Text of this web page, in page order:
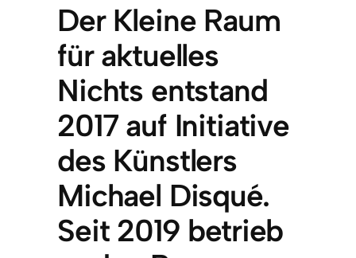
Der Kleine Raum
für aktuelles
Nichts entstand
2017 auf Initiative
des Künstlers
Michael Disqué.
Seit 2019 betrieb